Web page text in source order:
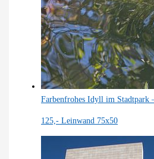
Farbenfrohes Idyll im Stadtpark
125,- Leinwand 75x50